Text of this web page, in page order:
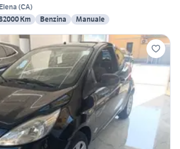
(CA)
Km Benzina Manuale